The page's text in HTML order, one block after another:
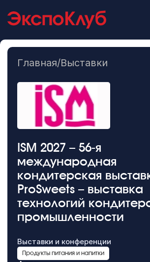
Главная/Выставки
ISM 2027 – 56-я
международная
кондитерская
ProSweets – выставка
технологий
промышленности
Выставки и конференции
Продукты питания и напитки